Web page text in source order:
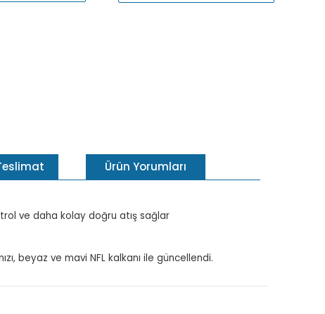
Ürün Yorumları
ve daha kolay doğru atış sağlar
beyaz ve mavi NFL kalkanı ile güncellendi.